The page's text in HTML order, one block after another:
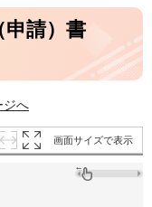
申請）書
ジへ
画面サイズで表示